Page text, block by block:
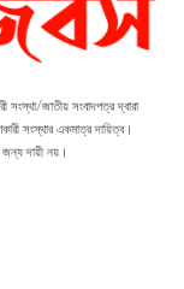
জাতীয় সংবাদপত্র দ্বারা
সংস্থার একমাত্র দায়িত্ব।
দায়ী নয়।